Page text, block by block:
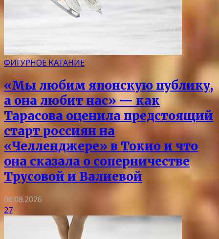
ФИГУРНОЕ КАТАНИЕ
«Мы любим японскую публику,
а она любит нас» — как
Тарасова оценила предстоящий
старт россиян на
«Челленджере» в Токио и что
она сказала о соперничестве
Трусовой и Валиевой
06.08.2026
27